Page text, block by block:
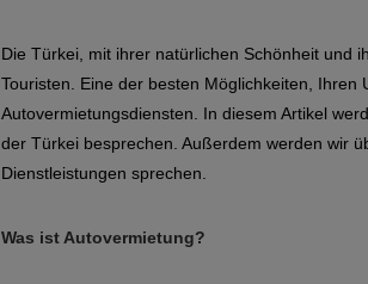
Die Türkei, mit ihrer natürlichen Schönheit und
Touristen. Eine der besten Möglichkeiten,
Autovermietungsdiensten. In diesem Artikel
der Türkei besprechen. Außerdem werden wir
Dienstleistungen sprechen.
Was ist Autovermietung?